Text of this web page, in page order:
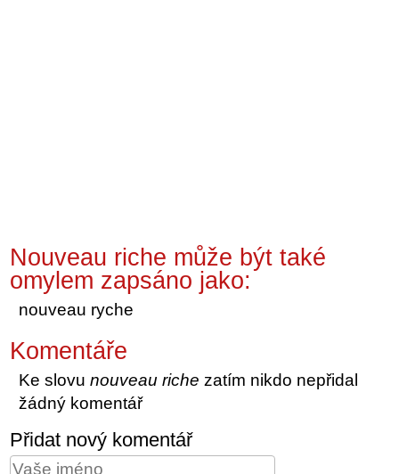
Nouveau riche může být také
omylem zapsáno jako:
nouveau ryche
Komentáře
Ke slovunouveau riche zatím nikdo nepřidal
žádný komentář
Přidat nový komentář